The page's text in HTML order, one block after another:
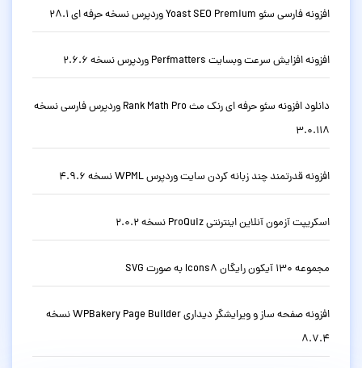
افزونه فارسی سئو Yoast SEO Premium وردپرس نسخه حرفه ای 28.1
افزونه افزایش سرعت وبسایت Perfmatters وردپرس نسخه 2.6.6
دانلود افزونه سئو حرفه ای رنک مث Rank Math Pro وردپرس فارسی نسخه
3.0.118
افزونه قدرتمند چند زبانه کردن سایت وردپرس WPML نسخه 4.9.6
اسکریپت آزمون آنلاین اینترنتی ProQuiz نسخه 2.0.2
مجموعه 130 آیکون رایگان Icons8 به صورت SVG
افزونه صفحه ساز و ویرایشگر دیداری WPBakery Page Builder نسخه
8.7.4